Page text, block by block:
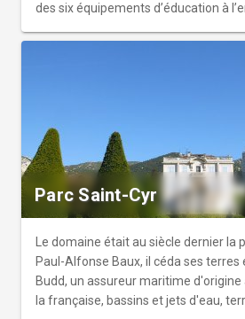
des six équipements d’éducation à
siècle, le domaine de Saint-Joseph
des Aygalades dont il est séparé
construire la bastide dont les
courbes traduisent un grand sens de
établir des plans par l’architecte
notamment le couvent des
aujourd’hui le Lycée Thiers.r r La
1770 par Joseph Hugues, réputé
riche de Marseille, qui sera guillotiné
fils Hugues rachète la bastide et
Par la suite, le négociant Anthoine,
avec la Mer Noire, maire de Marseille
Parc Saint-Cyr
Le domaine était au siècle dernier la
Paul-Alfonse Baux, il céda ses terres
Budd, un assureur maritime d'origine
la française, bassins et jets d'eau,